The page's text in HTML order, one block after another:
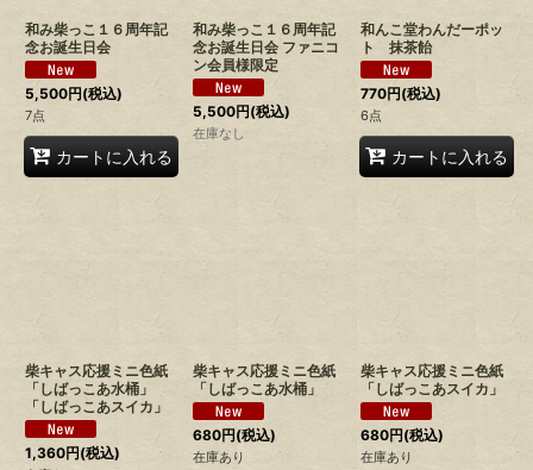
和み柴っこ１６周年記
念お誕生日会
5,500円(税込)
7点
カートに入れる
和み柴っこ１６周年記
念お誕生日会 ファニコ
ン会員様限定
5,500円(税込)
在庫なし
和んこ堂わんだーポッ
ト 抹茶飴
770円(税込)
6点
カートに入れる
柴キャス応援ミニ色紙
「しばっこあ水桶」
「しばっこあスイカ」
1,360円(税込)
柴キャス応援ミニ色紙
「しばっこあ水桶」
680円(税込)
在庫あり
柴キャス応援ミニ色紙
「しばっこあスイカ」
680円(税込)
在庫あり